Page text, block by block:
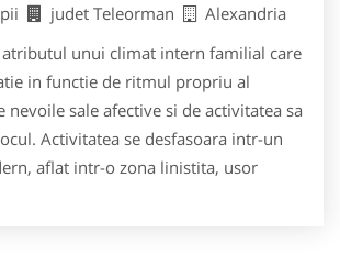
judet Teleorman
Alexandria
unui climat intern familial care
in functie de ritmul propriu al
nevoile sale afective si de activitatea sa
Activitatea se desfasoara intr-un
aflat intr-o zona linistita, usor